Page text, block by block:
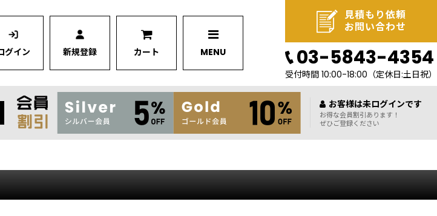
グイン 新規登録 カート MENU
見積もり依頼
お問い合わせ
03-5843-4354
受付時間 10:00-18:00 （定休日:土日祝）
お客様は未ログインです
お得な会員割引あります！
ぜひご登録ください